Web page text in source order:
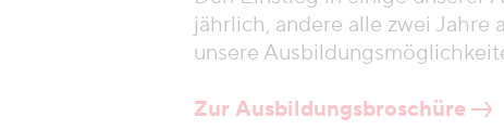
jährlich, andere alle zwei
unsere
Zur Ausbildungsbroschüre